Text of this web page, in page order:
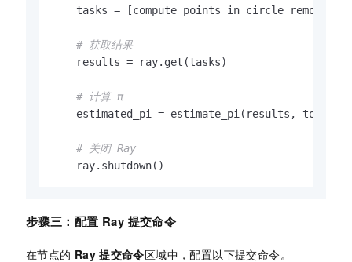
tasks =
# 获取结果
    results = ray.get(tasks)
# 计算 π
estimated_pi = estimate_pi(results,
# 关闭 Ray
    ray.shutdown()
步骤三：配置 Ray 提交命令
在节点的 Ray 提交命令区域中，配置以下提交命令。